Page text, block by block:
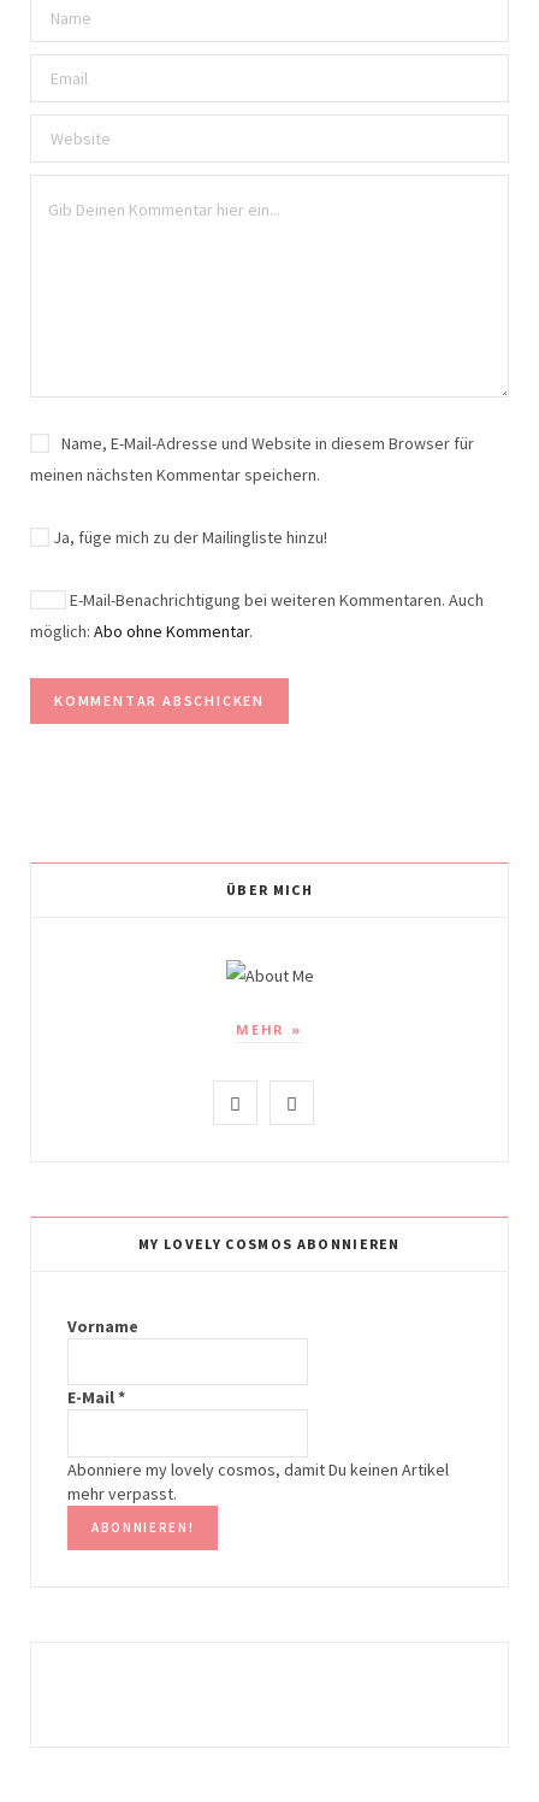
Name, E-Mail-Adresse und Website in diesem Browser für
meinen nächsten Kommentar speichern.
Ja, füge mich zu der Mailingliste hinzu!
E-Mail-Benachrichtigung bei weiteren Kommentaren. Auch
möglich: Abo ohne Kommentar.
ÜBER MICH
MEHR »
t
a
m
t
s
t
MY LOVELY COSMOS ABONNIEREN
Vorname
E-Mail*
Abonniere my lovely cosmos, damit Du keinen Artikel
mehr verpasst.